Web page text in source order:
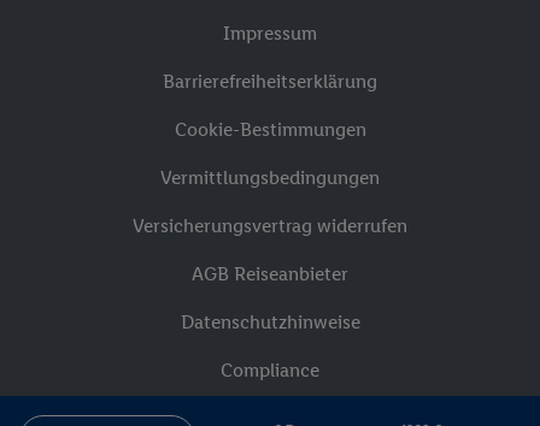
Impressum
Barrierefreiheitserklärung
Cookie-Bestimmungen
Vermittlungsbedingungen
Versicherungsvertrag widerrufen
AGB Reiseanbieter
Datenschutzhinweise
Compliance